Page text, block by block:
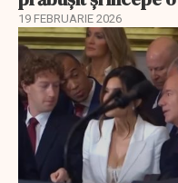
19 FEBRUARIE 2026